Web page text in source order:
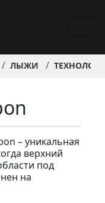
ЛЫЖИ
– уникальная
верхний
под
на